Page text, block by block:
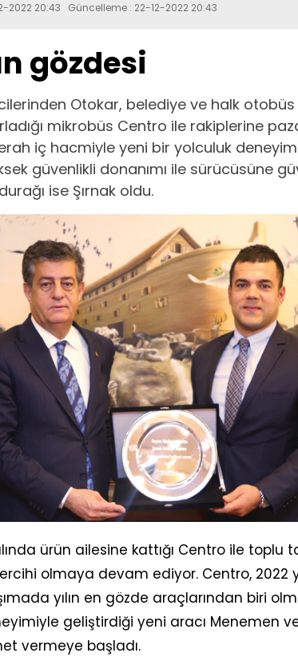
2022 20:43 Güncelleme : 22-12-2022 20:43
gözdesi
Otokar, belediye ve halk
mikrobüs Centro ile rakiplerine
iç hacmiyle yeni bir yolculuk
güvenlikli donanımı ile sürücüsüne
ise Şırnak oldu.
ürün ailesine kattığı Centro ile toplu
olmaya devam ediyor. Centro, 2022
yılın en gözde araçlarından biri
geliştirdiği yeni aracı Menemen
vermeye başladı.